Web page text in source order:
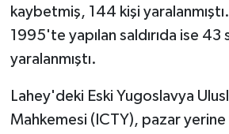
kaybetmiş, 144 kişi
1995'te yapılan saldırıda ise 43
yaralanmıştı.
Lahey'deki Eski Yugoslavya
Mahkemesi (ICTY), pazar yerine